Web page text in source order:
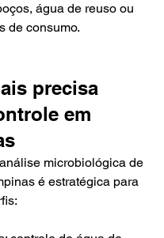
água de reuso ou
de consumo.
precisa
em
microbiológica de
é estratégica para